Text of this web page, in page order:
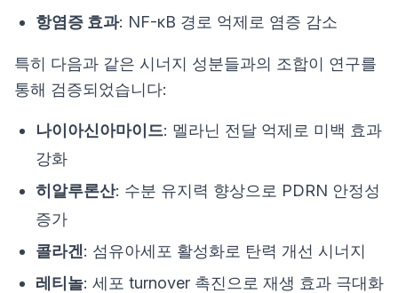
항염증 효과: NF-κB 경로 억제로 염증 감소
특히 다음과 같은 시너지 성분들과의 조합이 연구를
통해 검증되었습니다:
나이아신아마이드: 멜라닌 전달 억제로 미백 효과
강화
히알루론산: 수분 유지력 향상으로 PDRN 안정성
증가
콜라겐: 섬유아세포 활성화로 탄력 개선 시너지
레티놀: 세포 turnover 촉진으로 재생 효과 극대화